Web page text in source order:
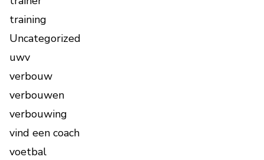
training
Uncategorized
uwv
verbouw
verbouwen
verbouwing
vind een coach
voetbal